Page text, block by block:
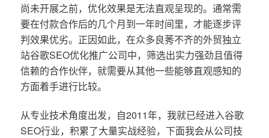
尚未开展之前，优化效果是无法直观呈现的。通常需
要在付款合作后的几个月到一年时间里，才能逐步评
判效果优劣。正因如此，在众多良莠不齐的外贸独立
站谷歌SEO优化推广公司中，筛选出实力强劲且值得
信赖的合作伙伴，就需要从其他一些能够直观感知的
方面着手进行比较。
从专业技术角度出发，自2011年，我就已经进入谷歌
SEO行业，积累了大量实战经验，下面我会从公司技